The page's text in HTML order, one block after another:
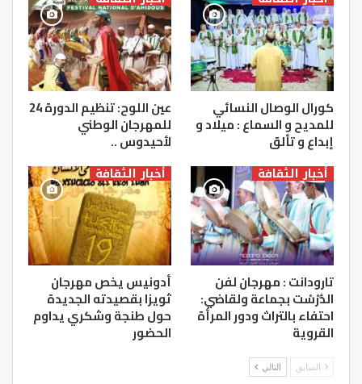
كورال الوصال النسائي
للمديح و السماع : ميلاد و
إبداع و تألق
عين اللوح: تنظيم الدورة 24
للمهرجان الوطني
لأحيدوس ..
أخبار الثقافة
تارودانت : مهرجان لفن
الدُّرْسْت بجماعة ولقاضي:
احتفاء بالتراث ودور المرأة
القروية
أخبار الثقافة
أدونيس يخص مهرجان
ثويزا بقصيدته الجديدة
حول طنجة وشكري يداوم
الحضور
السابق التالي